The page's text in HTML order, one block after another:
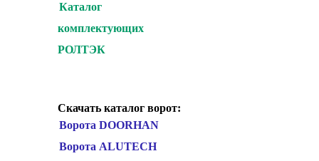
Каталог
комплектующих
РОЛТЭК
Скачать каталог ворот:
Ворота DOORHAN
Ворота ALUTECH